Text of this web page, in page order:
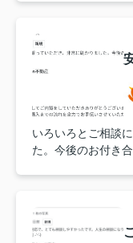
いろいろとご相談
た。今後のお付き